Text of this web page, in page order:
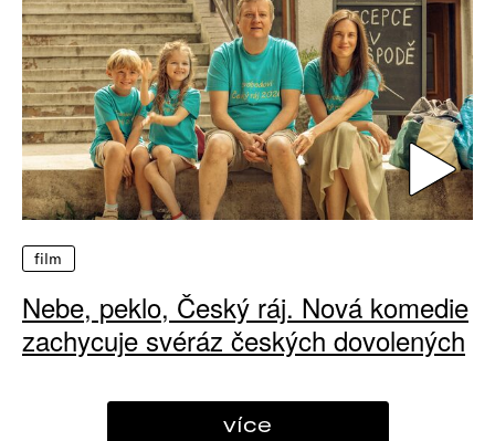
film
Nebe, peklo, Český ráj. Nová komedie
zachycuje svéráz českých dovolených
více